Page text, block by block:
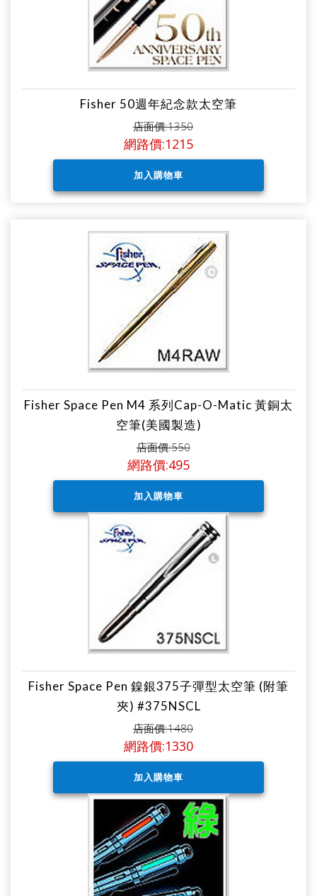
Fisher 50週年紀念款太空筆
店面價:1350
網路價:1215
Fisher Space Pen M4 系列Cap-O-Matic 黃銅太
空筆(美國製造)
店面價:550
網路價:495
Fisher Space Pen 鎳銀375子彈型太空筆 (附筆
夾) #375NSCL
店面價:1480
網路價:1330